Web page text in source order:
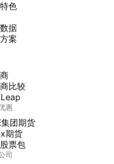
色
据
案
比较
惠
团期货
期货
票包
司